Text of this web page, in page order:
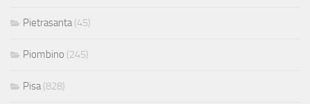
Pietrasanta (45)
Piombino (245)
Pisa (828)